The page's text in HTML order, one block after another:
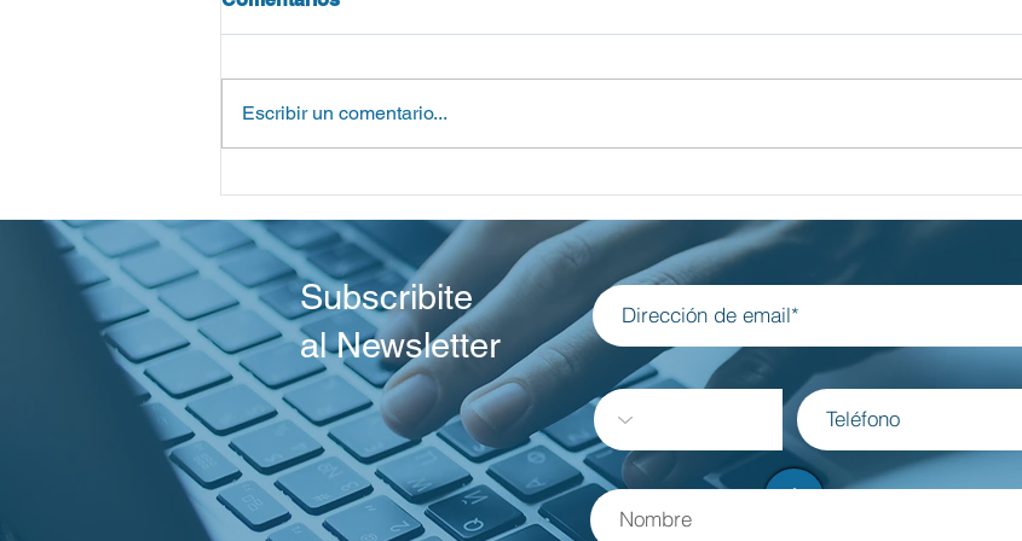
Reporte del Centro Wiesenthal del
Primer Plenario de la Presidencia
Argentina de IHRA
Luces y Sombras de Yom
en Brasil
Escribir un comentario...
Subscribite
al Newsletter